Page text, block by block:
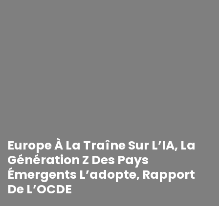
Europe À La Traîne Sur L’IA, La
Génération Z Des Pays
Émergents L’adopte, Rapport
De L’OCDE